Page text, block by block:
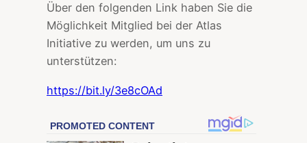
Über den folgenden Link haben Sie die
Möglichkeit Mitglied bei der Atlas
Initiative zu werden, um uns zu
unterstützen:
https://bit.ly/3e8cOAd